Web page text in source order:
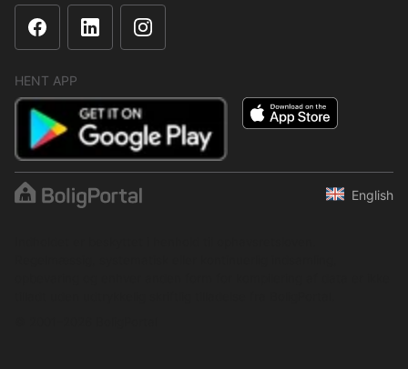
HENT APP
English